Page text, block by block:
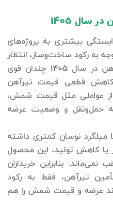
سال 1405
بیشتری به پروژه‌های
به رکود ساخت‌وساز، انتظار
می‌رود تقاضای مصرفی تیرآهن در سال 1405 چندان قوی
کاهش قطعی قیمت تیرآهن
عواملی مثل قیمت شمش،
حمل‌ونقل و وضعیت عرضه
میلگرد نوسان کمتری داشته
یا کاهش تولید، این محصول
نمی‌ماند. بنابراین خریداران
تیرآهن، فقط به رکود
عرضه و قیمت شمش را هم